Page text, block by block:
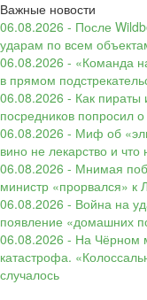
Важные новости
06.08.2026 - После
ударам по всем
06.08.2026 - «Команда
в прямом
06.08.2026 - Как пираты
посредников попросил
06.08.2026 - Миф об
вино не лекарство и
06.08.2026 - Мнимая
министр «прорвался» к
06.08.2026 - Война на
появление «домашних
06.08.2026 - На Чёрном
катастрофа.
случалось